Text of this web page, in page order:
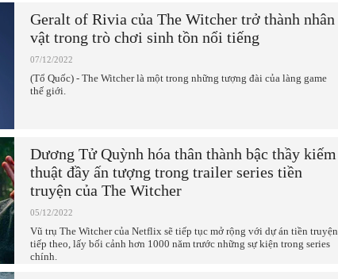
Geralt of Rivia của The Witcher trở thành nhân
vật trong trò chơi sinh tồn nổi tiếng
07/12/2022
(Tổ Quốc) - The Witcher là một trong những tượng đài của làng game
thế giới.
Dương Tử Quỳnh hóa thân thành bậc thầy kiếm
thuật đầy ấn tượng trong trailer series tiền
truyện của The Witcher
05/12/2022
Vũ trụ The Witcher của Netflix sẽ tiếp tục mở rộng với dự án tiền truyện
tiếp theo, lấy bối cảnh hơn 1000 năm trước những sự kiện trong series
chính.